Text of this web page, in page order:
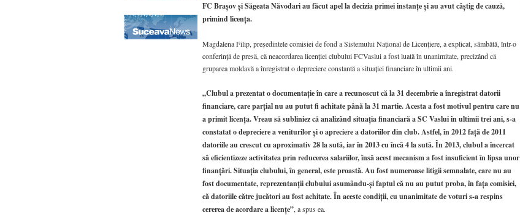
FC Braşov şi Săgeata Năvodari au făcut apel la decizia primei instanţe şi au avut câştig de cauză,
primind licenţa.
Magdalena Filip, preşedintele comisiei de fond a Sistemului Naţional de Licenţiere, a explicat, sâmbătă, într-o
conferinţă de presă, că neacordarea licenţiei clubului FCVaslui a fost luată în unanimitate, precizând că
gruparea moldavă a înregistrat o depreciere constantă a situaţiei financiare în ultimii ani.
„Clubul a prezentat o documentaţie în care a recunoscut că la 31 decembrie a înregistrat datorii
financiare, care parţial nu au putut fi achitate până la 31 martie. Acesta a fost motivul pentru care nu
a primit licenţa. Vreau să subliniez că analizând situaţia financiară a SC Vaslui în ultimii trei ani, s-a
constatat o depreciere a veniturilor şi o apreciere a datoriilor din club. Astfel, în 2012 faţă de 2011
datoriile au crescut cu aproximativ 28 la sută, iar în 2013 cu încă 4 la sută. În 2013, clubul a încercat
să eficientizeze activitatea prin reducerea salariilor, însă acest mecanism a fost insuficient în lipsa unor
finanţări. Situaţia clubului, în general, este proastă. Au fost numeroase litigii semnalate, care nu au
fost documentate, reprezentanţii clubului asumându-şi faptul că nu au putut proba, în faţa comisiei,
că datoriile către jucători au fost achitate. În aceste condiţii, cu unanimitate de voturi s-a respins
cererea de acordare a licenţe”, a spus ea.